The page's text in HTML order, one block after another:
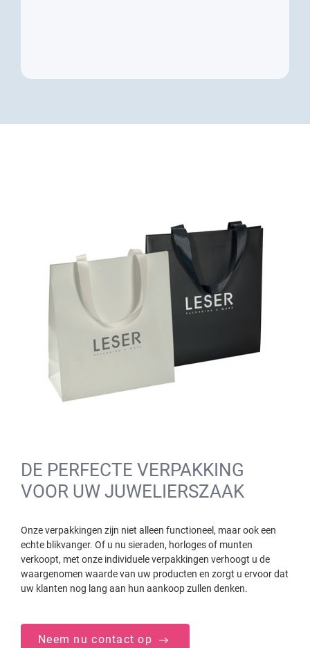
DE PERFECTE VERPAKKING
VOOR UW JUWELIERSZAAK
Onze verpakkingen zijn niet alleen functioneel, maar ook een
echte blikvanger. Of u nu sieraden, horloges of munten
verkoopt, met onze individuele verpakkingen verhoogt u de
waargenomen waarde van uw producten en zorgt u ervoor dat
uw klanten nog lang aan hun aankoop zullen denken.
Neem nu contact op